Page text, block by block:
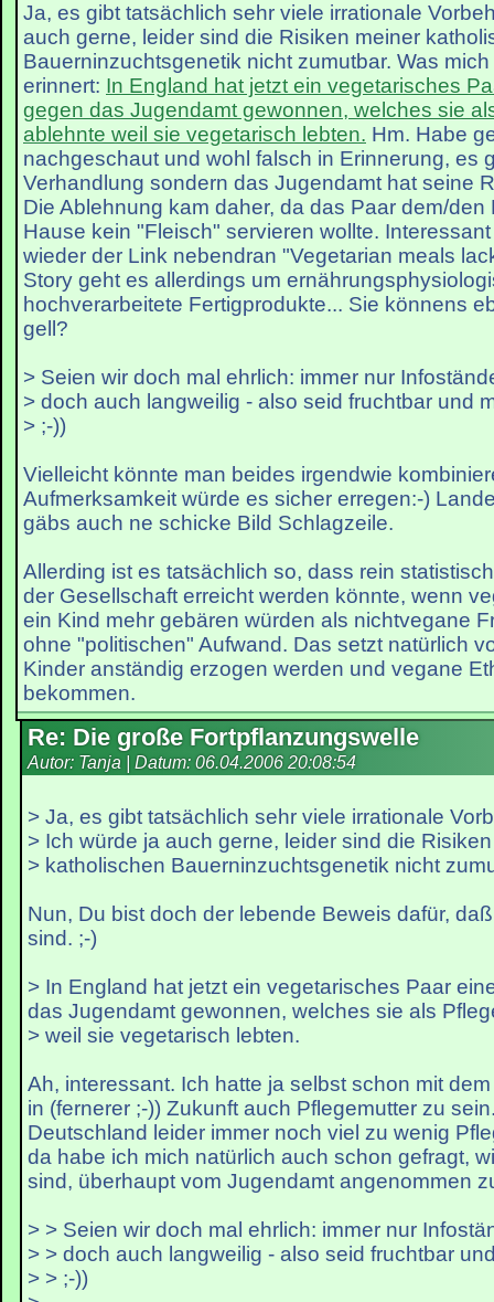
Ja, es gibt tatsächlich sehr viele irrationale
auch gerne, leider sind die Risiken meiner
Bauerninzuchtsgenetik nicht zumutbar. Was
erinnert: In England hat jetzt ein vegetarisches
gegen das Jugendamt gewonnen, welches sie
ablehnte weil sie vegetarisch lebten. Hm. Habe
nachgeschaut und wohl falsch in Erinnerung, es
Verhandlung sondern das Jugendamt hat seine
Die Ablehnung kam daher, da das Paar dem/den
Hause kein "Fleisch" servieren wollte.
wieder der Link nebendran "Vegetarian meals
Story geht es allerdings um
hochverarbeitete Fertigprodukte... Sie könnens
gell?
> Seien wir doch mal ehrlich: immer nur
> doch auch langweilig - also seid fruchtbar und
> ;-))
Vielleicht könnte man beides irgendwie
Aufmerksamkeit würde es sicher erregen:-)
gäbs auch ne schicke Bild Schlagzeile.
Allerding ist es tatsächlich so, dass rein
der Gesellschaft erreicht werden könnte, wenn
ein Kind mehr gebären würden als nichtvegane
ohne "politischen" Aufwand. Das setzt natürlich
Kinder anständig erzogen werden und vegane
bekommen.
Re: Die große Fortpflanzungswelle
Autor: Tanja | Datum: 06.04.2006 20:08:54
> Ja, es gibt tatsächlich sehr viele irrationale
> Ich würde ja auch gerne, leider sind die
> katholischen Bauerninzuchtsgenetik nicht
Nun, Du bist doch der lebende Beweis dafür,
sind. ;-)
> In England hat jetzt ein vegetarisches Paar
das Jugendamt gewonnen, welches sie als
> weil sie vegetarisch lebten.
Ah, interessant. Ich hatte ja selbst schon mit
in (fernerer ;-)) Zukunft auch Pflegemutter zu
Deutschland leider immer noch viel zu wenig
da habe ich mich natürlich auch schon gefragt,
sind, überhaupt vom Jugendamt angenommen
> > Seien wir doch mal ehrlich: immer nur
> > doch auch langweilig - also seid fruchtbar
> > ;-))